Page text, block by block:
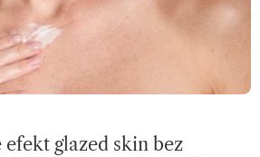
efekt glazed skin bez